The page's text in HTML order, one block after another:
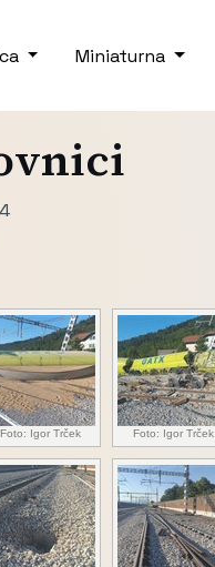
Miniaturna
Foto: Igor Trček Foto: Igor Trček